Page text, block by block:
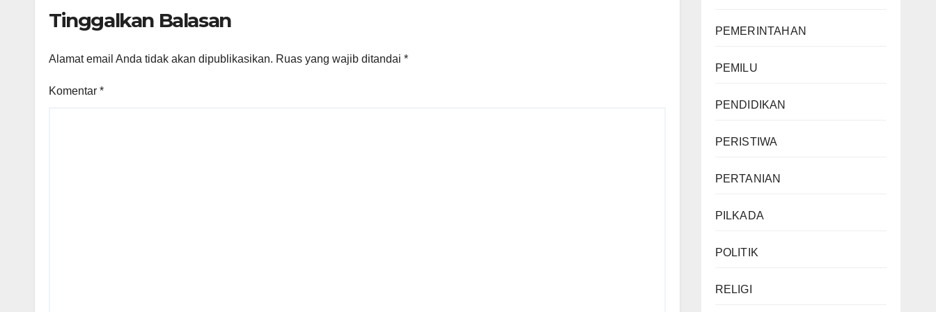
Tinggalkan Balasan
Alamat email Anda tidak akan dipublikasikan. Ruas yang wajib ditandai *
Komentar *
PEMERINTAHAN
PEMILU
PENDIDIKAN
PERISTIWA
PERTANIAN
PILKADA
POLITIK
RELIGI